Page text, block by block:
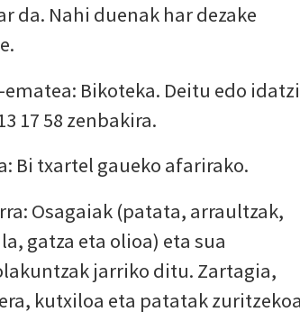
da. Nahi duenak har dezake
ematea: Bikoteka. Deitu edo
17 58 zenbakira.
Bi txartel gaueko afarirako.
Osagaiak (patata, arraultzak,
gatza eta olioa) eta sua
jarriko ditu. Zartagia,
kutxiloa eta patatak